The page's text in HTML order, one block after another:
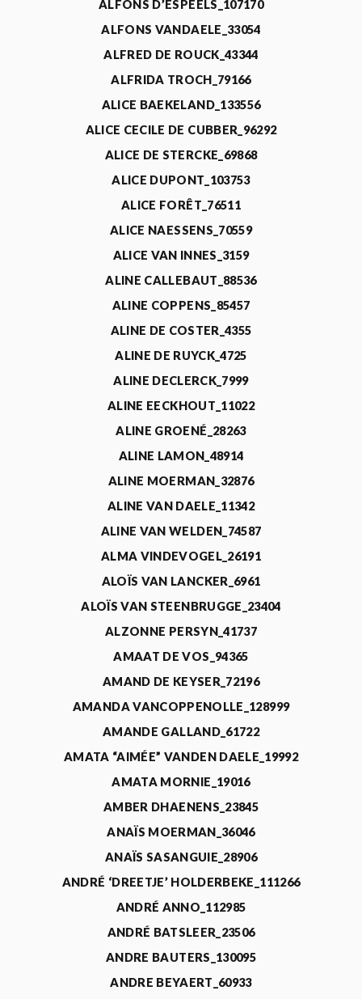
ALFONS D’ESPEELS_107170
ALFONS VANDAELE_33054
ALFRED DE ROUCK_43344
ALFRIDA TROCH_79166
ALICE BAEKELAND_133556
ALICE CECILE DE CUBBER_96292
ALICE DE STERCKE_69868
ALICE DUPONT_103753
ALICE FORÊT_76511
ALICE NAESSENS_70559
ALICE VAN INNES_3159
ALINE CALLEBAUT_88536
ALINE COPPENS_85457
ALINE DE COSTER_4355
ALINE DE RUYCK_4725
ALINE DECLERCK_7999
ALINE EECKHOUT_11022
ALINE GROENÉ_28263
ALINE LAMON_48914
ALINE MOERMAN_32876
ALINE VAN DAELE_11342
ALINE VAN WELDEN_74587
ALMA VINDEVOGEL_26191
ALOÏS VAN LANCKER_6961
ALOÏS VAN STEENBRUGGE_23404
ALZONNE PERSYN_41737
AMAAT DE VOS_94365
AMAND DE KEYSER_72196
AMANDA VANCOPPENOLLE_128999
AMANDE GALLAND_61722
AMATA “AIMÉE” VANDEN DAELE_19992
AMATA MORNIE_19016
AMBER DHAENENS_23845
ANAÏS MOERMAN_36046
ANAÏS SASANGUIE_28906
ANDRÉ ‘DREETJE’ HOLDERBEKE_111266
ANDRÉ ANNO_112985
ANDRÉ BATSLEER_23506
ANDRE BAUTERS_130095
ANDRE BEYAERT_60933